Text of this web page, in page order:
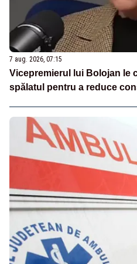
7 aug. 2026, 07:15
Vicepremierul lui Bolojan le
spălatul pentru a reduce